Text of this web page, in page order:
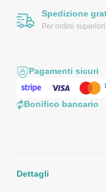
Spedizione
Per ordini
Pagamenti sicuri
Bonifico bancario
Dettagli